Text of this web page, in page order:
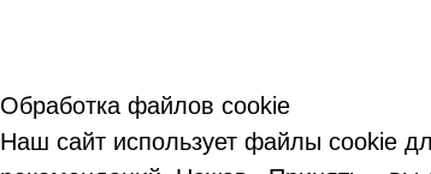
Обработка файлов cookie
Наш сайт использует файлы cookie